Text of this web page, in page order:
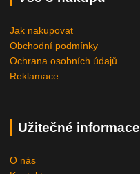
Jak nakupovat
Obchodní podmínky
Ochrana osobních údajů
Reklamace....
Užitečné informace
O nás